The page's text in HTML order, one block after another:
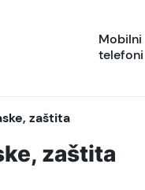
Mobilni
telefoni
zaštita
zaštita